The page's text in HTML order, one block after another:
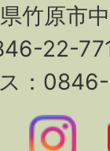
竹原市
22-
：